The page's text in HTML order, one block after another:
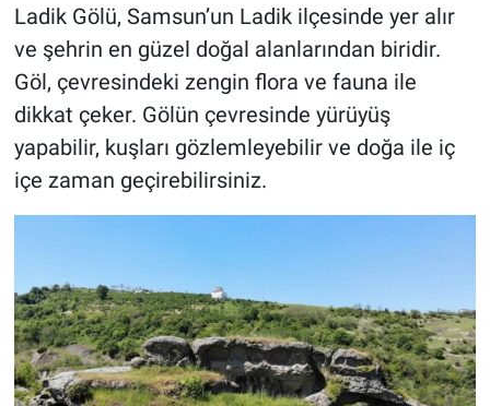
Ladik Gölü, Samsun’un Ladik ilçesinde yer alır
ve şehrin en güzel doğal alanlarından biridir.
Göl, çevresindeki zengin flora ve fauna ile
dikkat çeker. Gölün çevresinde yürüyüş
yapabilir, kuşları gözlemleyebilir ve doğa ile iç
içe zaman geçirebilirsiniz.